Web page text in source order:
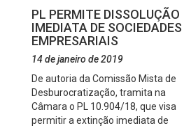
PL PERMITE DISSOLUÇÃO
IMEDIATA DE SOCIEDADES
EMPRESARIAIS
14 de janeiro de 2019
De autoria da Comissão Mista de
Desburocratização, tramita na
Câmara o PL 10.904/18, que visa
permitir a extinção imediata de